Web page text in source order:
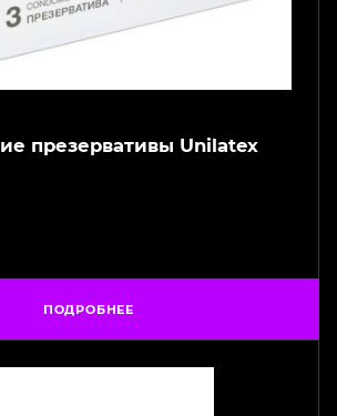
презервативы Unilatex
ПОДРОБНЕЕ